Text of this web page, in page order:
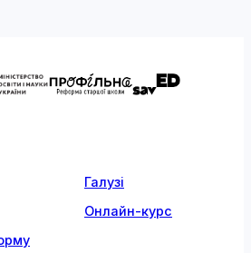
Галузі
Онлайн-курс